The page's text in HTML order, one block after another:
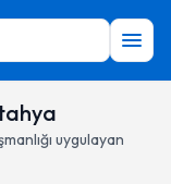
uygulayan